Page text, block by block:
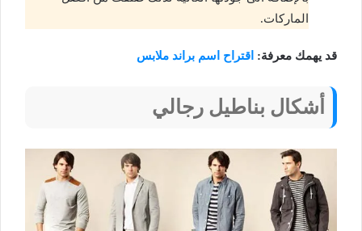
الماركات.
قد يهمك معرفة: اقتراح اسم براند ملابس
أشكال بناطيل رجالي